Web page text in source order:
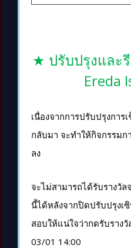
★ ปรับปรุงและ
Ereda
เนื่องจากการปรับปรุงกา
กลับมา จะทำให้กิจกรรม
ลง
จะไม่สามารถได้รับรางวั
นี้ได้หลังจากปิดปรับปรุงเ
สอบให้แน่ใจว่ากดรับราง
03/01 14:00